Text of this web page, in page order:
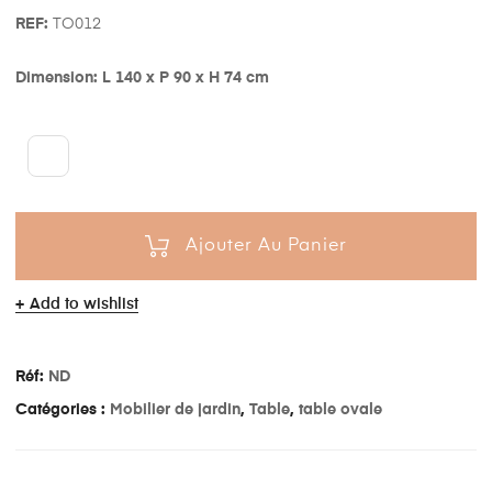
REF: TO012
Dimension: L 140 x P 90 x H 74 cm
Ajouter Au Panier
Add to wishlist
Réf: ND
Catégories : Mobilier de jardin, Table, table ovale